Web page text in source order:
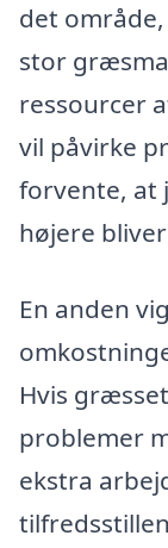
det område,
stor
ressourcer
vil påvirke
forvente, at
højere
En anden
Hvis
problemer
ekstra